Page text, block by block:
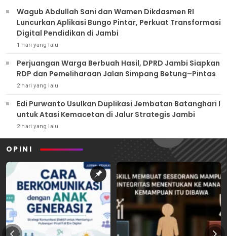
Wagub Abdullah Sani dan Wamen Dikdasmen RI
Luncurkan Aplikasi Bungo Pintar, Perkuat Transformasi
Digital Pendidikan di Jambi
1 hari yang lalu
Perjuangan Warga Berbuah Hasil, DPRD Jambi Siapkan
RDP dan Pemeliharaan Jalan Simpang Betung–Pintas
2 hari yang lalu
Edi Purwanto Usulkan Duplikasi Jembatan Batanghari I
untuk Atasi Kemacetan di Jalur Strategis Jambi
2 hari yang lalu
OPINI